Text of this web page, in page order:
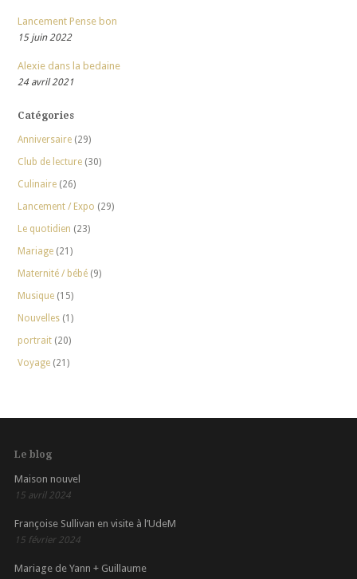
Lancement Pense bon
15 juin 2022
Alexie dans la bedaine
24 avril 2021
Catégories
Anniversaire(29)
Club de lecture(30)
Culinaire(26)
Lancement / Expo (29)
Le quotidien (23)
Mariage(21)
Maternité / bébé(9)
Musique(15)
Nouvelles(1)
portrait(20)
Voyage(21)
Le blog
Maison nouvel
15 avril 2024
Françoise Sullivan en visite à l’UdeM
15 février 2024
Mariage de Yann + Guillaume